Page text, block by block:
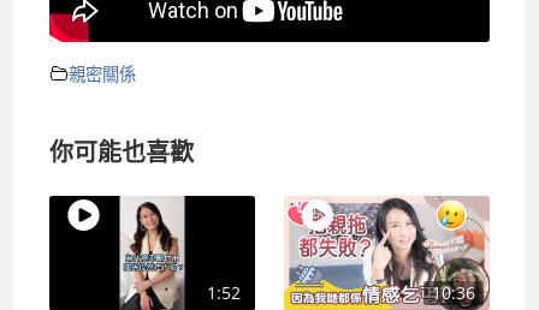
親密關係
你可能也喜歡
1:52 10:36